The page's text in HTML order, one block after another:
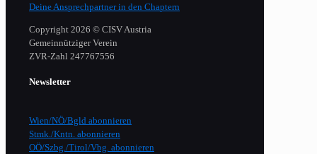
Deine Ansprechpartner in den Chaptern
Copyright 2026 © CISV Austria
Gemeinnütziger Verein
​ZVR-Zahl 247767556
Newsletter
Wien/NÖ/Bgld abonnieren
Stmk./Kntn. abonnieren
OÖ/Szbg./Tirol/Vbg. abonnieren